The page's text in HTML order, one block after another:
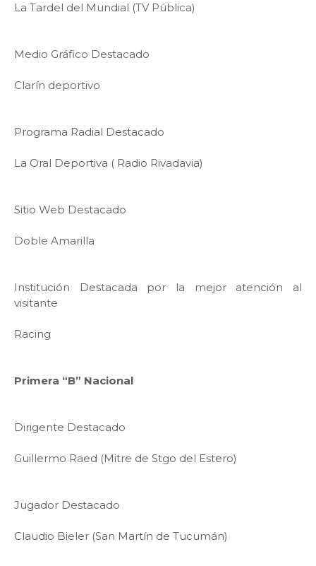
La Tardel del Mundial (TV Pública)
Medio Gráfico Destacado
Clarín deportivo
Programa Radial Destacado
La Oral Deportiva ( Radio Rivadavia)
Sitio Web Destacado
Doble Amarilla
Institución Destacada por la mejor atención al
visitante
Racing
Primera “B” Nacional
Dirigente Destacado
Guillermo Raed (Mitre de Stgo del Estero)
Jugador Destacado
Claudio Bieler (San Martín de Tucumán)